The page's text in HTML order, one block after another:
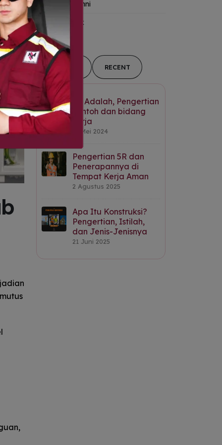
Kanal Alumni
Tips-&-Trik
POPULAR RECENT
K3 Adalah, Pengertian
contoh dan bidang
kerja
31 Mei 2024
Pengertian 5R dan
Penerapannya di
Tempat Kerja Aman
2 Agustus 2025
Apa Itu Konstruksi?
Pengertian, Istilah,
dan Jenis-Jenisnya
21 Juni 2025